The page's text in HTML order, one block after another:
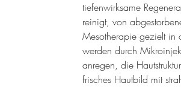
tiefenwirksame
reinigt, von
Mesotherapie gezielt in
werden durch
anregen, die
frisches Hautbild mit